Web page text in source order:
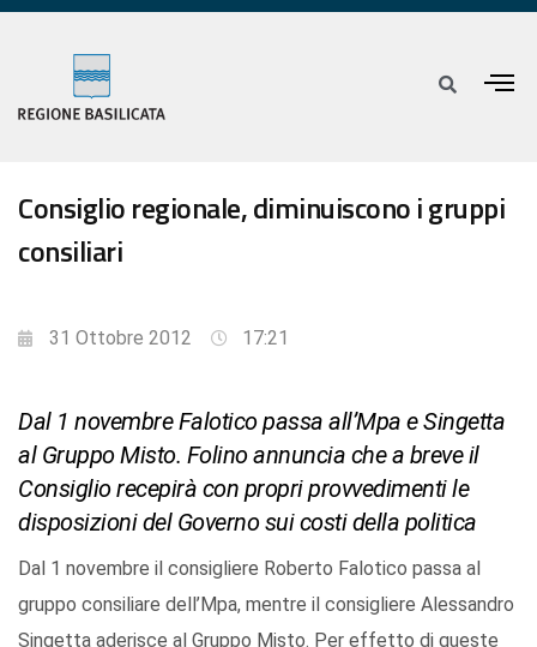
Consiglio regionale, diminuiscono i gruppi
consiliari
31 Ottobre 2012 17:21
Dal 1 novembre Falotico passa all’Mpa e Singetta
al Gruppo Misto. Folino annuncia che a breve il
Consiglio recepirà con propri provvedimenti le
disposizioni del Governo sui costi della politica
Dal 1 novembre il consigliere Roberto Falotico passa al
gruppo consiliare dell’Mpa, mentre il consigliere Alessandro
Singetta aderisce al Gruppo Misto. Per effetto di queste